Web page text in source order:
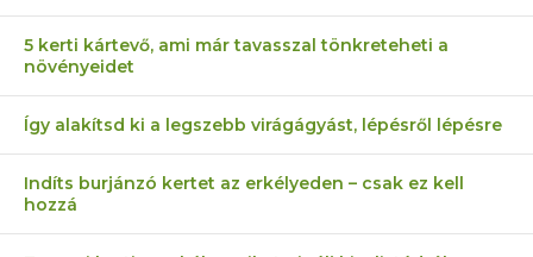
5 kerti kártevő, ami már tavasszal tönkreteheti a
növényeidet
Így alakítsd ki a legszebb virágágyást, lépésről lépésre
Indíts burjánzó kertet az erkélyeden – csak ez kell
hozzá